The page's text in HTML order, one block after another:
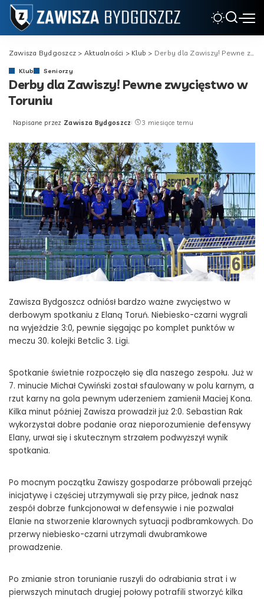
Zawisza Bydgoszcz > Aktualności > Klub > Derby dla Zawiszy! Pewne zwycięstwo w Toruniu
Klub Seniorzy
Derby dla Zawiszy! Pewne zwycięstwo w
Toruniu
Posted
Napisane przez Zawisza Bydgoszcz 3 miesiące temu
Zawisza Bydgoszcz odniósł bardzo ważne zwycięstwo w
derbowym spotkaniu z Elaną Toruń. Niebiesko-czarni wygrali
na wyjeździe 3:0, pewnie sięgając po komplet punktów w
meczu 30. kolejki Betclic 3. Ligi.
Spotkanie świetnie rozpoczęło się dla naszego zespołu. Już w
7. minucie Michał Cywiński został sfaulowany w polu karnym, a
rzut karny na gola pewnym uderzeniem zamienił Maciej Kona.
Kilka minut później Zawisza prowadził już 2:0. Sebastian Rak
wykorzystał dobre podanie oraz nieporozumienie defensywy
Elany, urwał się i skutecznym strzałem podwyższył wynik
spotkania.
Po mocnym początku Zawiszy gospodarze próbowali przejąć
inicjatywę i częściej utrzymywali się przy piłce, jednak nasz
zespół dobrze funkcjonował w defensywie i nie pozwalał
Elanie na stworzenie klarownych sytuacji podbramkowych. Do
przerwy niebiesko-czarni utrzymali dwubramkowe
prowadzenie.
Po zmianie stron torunianie ruszyli do odrabiania strat i w
pierwszych minutach drugiej połowy potrafili stworzyć kilka